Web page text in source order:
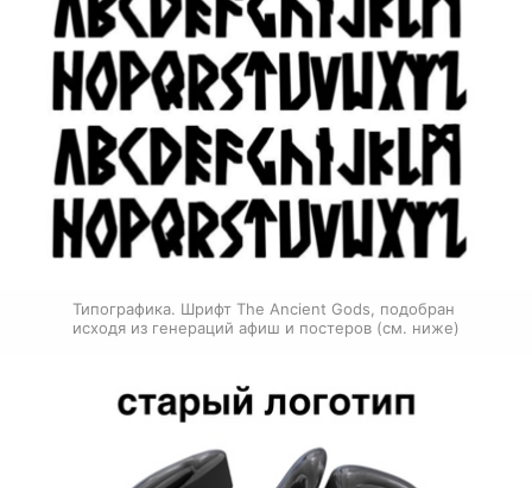
Типографика. Шрифт The Ancient Gods, подобран
исходя из генераций афиш и постеров (см. ниже)